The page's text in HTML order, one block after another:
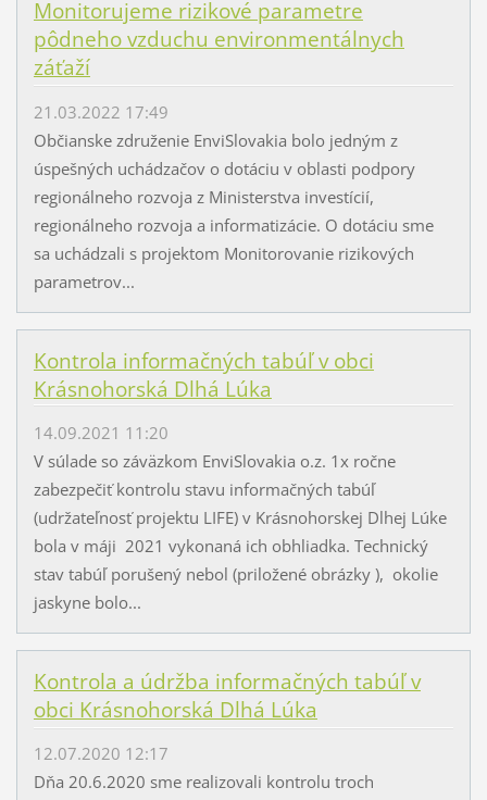
Monitorujeme rizikové parametre
pôdneho vzduchu environmentálnych
záťaží
21.03.2022 17:49
Občianske združenie EnviSlovakia bolo jedným z
úspešných uchádzačov o dotáciu v oblasti podpory
regionálneho rozvoja z Ministerstva investícií,
regionálneho rozvoja a informatizácie. O dotáciu sme
sa uchádzali s projektom Monitorovanie rizikových
parametrov...
Kontrola informačných tabúľ v obci
Krásnohorská Dlhá Lúka
14.09.2021 11:20
V súlade so záväzkom EnviSlovakia o.z. 1x ročne
zabezpečiť kontrolu stavu informačných tabúľ
(udržateľnosť projektu LIFE) v Krásnohorskej Dlhej Lúke
bola v máji 2021 vykonaná ich obhliadka. Technický
stav tabúľ porušený nebol (priložené obrázky ), okolie
jaskyne bolo...
Kontrola a údržba informačných tabúľ v
obci Krásnohorská Dlhá Lúka
12.07.2020 12:17
Dňa 20.6.2020 sme realizovali kontrolu troch